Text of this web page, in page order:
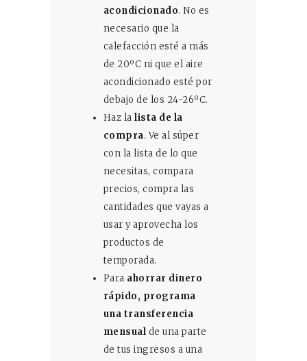
acondicionado. No es
necesario que la
calefacción esté a más
de 20ºC ni que el aire
acondicionado esté por
debajo de los 24-26ºC.
Haz lalista de la
compra. Ve al súper
con la lista de lo que
necesitas, compara
precios, compra las
cantidades que vayas a
usar y aprovecha los
productos de
temporada.
Para ahorrar dinero
rápido, programa
una transferencia
mensual de una parte
de tus ingresos a una